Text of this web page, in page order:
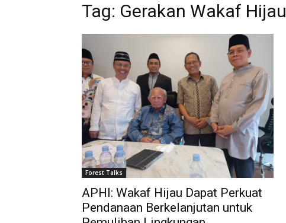
Tag: Gerakan Wakaf Hijau
Forest Talks
APHI: Wakaf Hijau Dapat Perkuat
Pendanaan Berkelanjutan untuk